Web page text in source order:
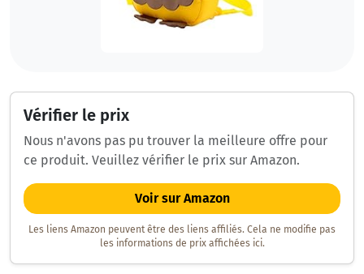
Vérifier le prix
Nous n'avons pas pu trouver la meilleure offre pour
ce produit. Veuillez vérifier le prix sur Amazon.
Voir sur Amazon
Les liens Amazon peuvent être des liens affiliés. Cela ne modifie pas
les informations de prix affichées ici.